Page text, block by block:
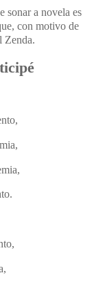
sonar a novela es
con motivo de
Zenda.